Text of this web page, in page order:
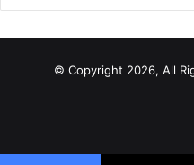
© Copyright 2026, All